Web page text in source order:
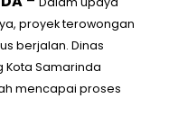
proyek terowongan
berjalan. Dinas
Kota Samarinda
mencapai proses